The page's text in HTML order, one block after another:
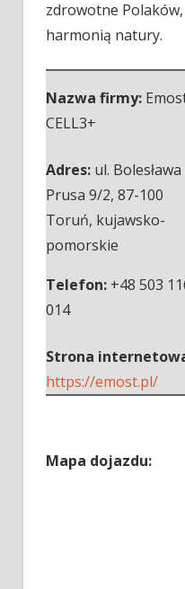
zdrowotne Polaków,
harmonią natury.
Nazwa firmy:
CELL3+
Adres: ul. Bolesława
Prusa 9/2, 87-100
Toruń, kujawsko-
pomorskie
Telefon: +48 503
014
Strona
https://emost.pl/
Mapa dojazdu: